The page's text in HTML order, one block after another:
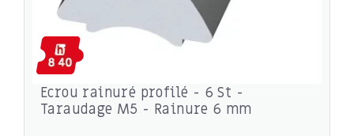
Ecrou rainuré profilé - 6 St -
Taraudage M5 - Rainure 6 mm